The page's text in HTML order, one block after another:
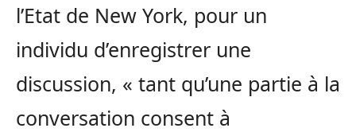
l’Etat de New York, pour un
individu d’enregistrer une
discussion, « tant qu’une partie à la
conversation consent à